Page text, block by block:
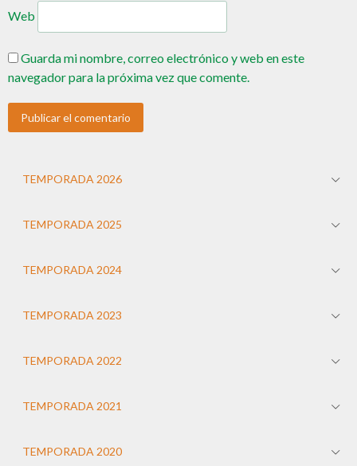
Web
Guarda mi nombre, correo electrónico y web en este
navegador para la próxima vez que comente.
TEMPORADA 2026
TEMPORADA 2025
TEMPORADA 2024
TEMPORADA 2023
TEMPORADA 2022
TEMPORADA 2021
TEMPORADA 2020